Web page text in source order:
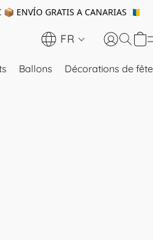
ENVÍO GRATIS A CANARIAS 🇮🇨
FR
Ballons Décorations de fête